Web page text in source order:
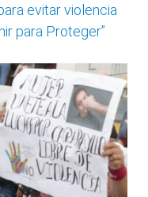
evitar violencia
para Proteger”